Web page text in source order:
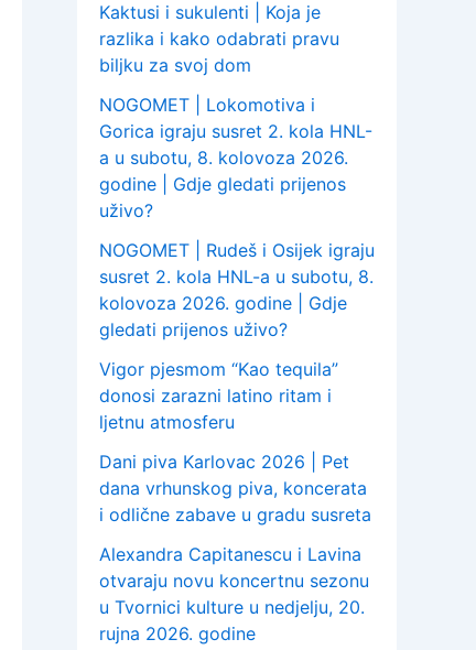
Kaktusi i sukulenti | Koja je
razlika i kako odabrati pravu
biljku za svoj dom
NOGOMET | Lokomotiva i
Gorica igraju susret 2. kola HNL-
a u subotu, 8. kolovoza 2026.
godine | Gdje gledati prijenos
uživo?
NOGOMET | Rudeš i Osijek igraju
susret 2. kola HNL-a u subotu, 8.
kolovoza 2026. godine | Gdje
gledati prijenos uživo?
Vigor pjesmom “Kao tequila”
donosi zarazni latino ritam i
ljetnu atmosferu
Dani piva Karlovac 2026 | Pet
dana vrhunskog piva, koncerata
i odlične zabave u gradu susreta
Alexandra Capitanescu i Lavina
otvaraju novu koncertnu sezonu
u Tvornici kulture u nedjelju, 20.
rujna 2026. godine